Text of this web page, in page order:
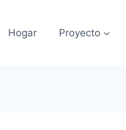
Hogar Proyecto